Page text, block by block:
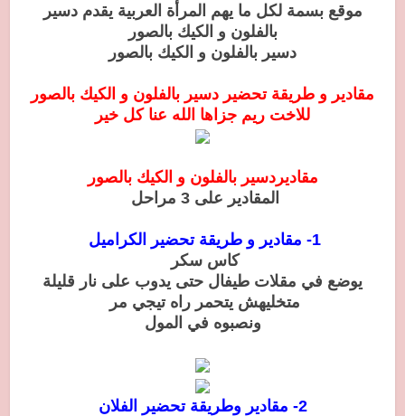
موقع بسمة لكل ما يهم المرأة العربية يقدم دسير
بالفلون و الكيك بالصور
دسير بالفلون و الكيك بالصور
مقادير و طريقة تحضير دسير بالفلون و الكيك بالصور
للاخت ريم جزاها الله عنا كل خير
مقاديردسير بالفلون و الكيك بالصور
المقادير على 3 مراحل
1- مقادير و طريقة تحضير الكراميل
كاس سكر
يوضع في مقلات طيفال حتى يدوب على نار قليلة
متخليهش يتحمر راه تيجي مر
ونصبوه في المول
2- مقادير وطريقة تحضير الفلان